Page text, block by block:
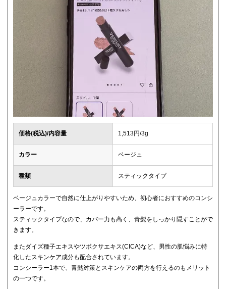
価格(税込)/内容量 1,513円/3g
カラー ベージュ
種類 スティックタイプ
ベージュカラーで自然に仕上がりやすいため、初心者におすすめのコンシ
ーラーです。
スティックタイプなので、カバー力も高く、青髭をしっかり隠すことがで
きます。
またダイズ種子エキスやツボクサエキス(CICA)など、男性の肌悩みに特
化したスキンケア成分も配合されています。
コンシーラー1本で、青髭対策とスキンケアの両方を行えるのもメリット
の一つです。